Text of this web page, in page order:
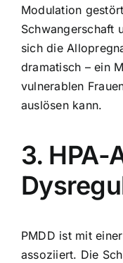
Modulation
Schwangerschaft
sich die
dramatisch – ein
vulnerablen
auslösen kann.
3. HPA-
PMDD ist mit
assoziiert. Die